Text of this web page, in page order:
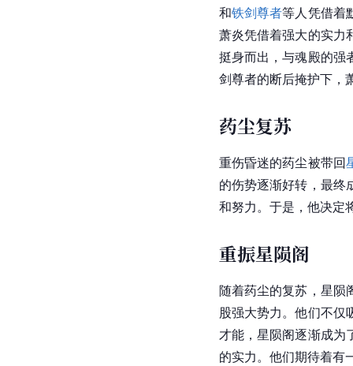
和铁剑尊者等人凭借着
萧炎凭借着强大的实力
挺身而出，与魂殿的强
剑尊者的断后掩护下，
药尘复苏
重伤昏迷的药尘被带回
的伤势逐渐好转，最终
和努力。于是，他决定
重振星陨阁
随着药尘的复苏，星陨
股强大势力。他们不仅
才能，星陨阁逐渐成为
的实力。他们期待着有